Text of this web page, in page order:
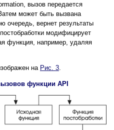
вызов передается
может быть вызвана
очередь, вернет результаты
модифицирует
функция, например, удаляя
на Рис. 3.
функции API